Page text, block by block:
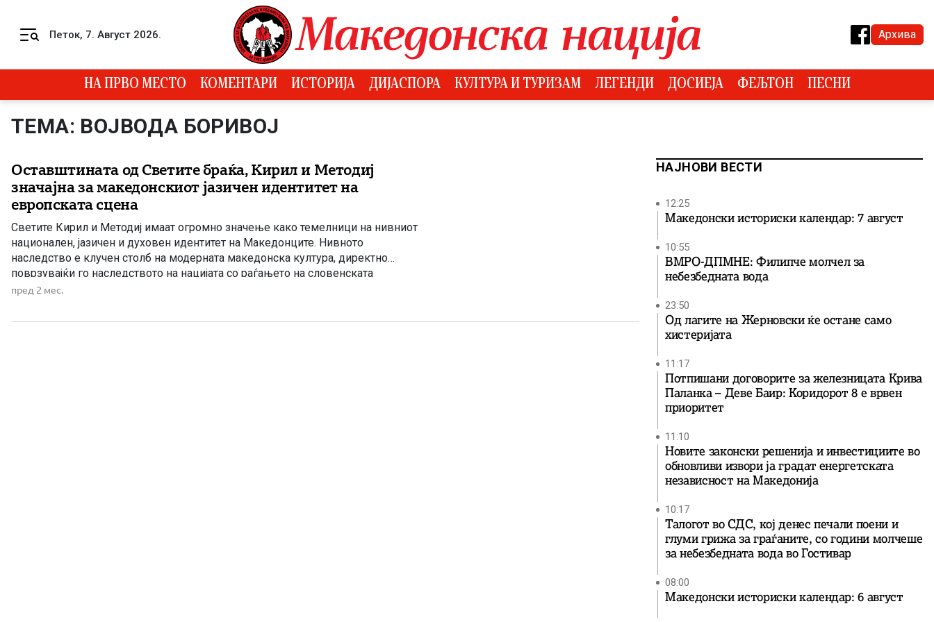
Петок, 7. Август 2026. Архива
НА ПРВО МЕСТО КОМЕНТАРИ ИСТОРИЈА ДИЈАСПОРА КУЛТУРА И ТУРИЗАМ ЛЕГЕНДИ ДОСИЕЈА ФЕЉТОН ПЕСНИ
ТЕМА: ВОЈВОДА БОРИВОЈ
Оставштината од Светите браќа, Кирил и Методиј
значајна за македонскиот јазичен идентитет на
европската сцена
Светите Кирил и Методиј имаат огромно значење како темелници на нивниот
национален, јазичен и духовен идентитет на Македонците. Нивното
наследство е клучен столб на модерната македонска култура, директно
поврзувајќи го наследството на нацијата со раѓањето на словенската
писменост. Светите браќа Кирил и Методиј, оставија наследство за нас
пред 2 мес.
НАЈНОВИ ВЕСТИ
12:25
Македонски историски календар: 7 август
10:55
ВМРО-ДПМНЕ: Филипче молчел за
небезбедната вода
23:50
Од лагите на Жерновски ќе остане само
хистеријата
11:17
Потпишани договорите за железницата Крива
Паланка – Деве Баир: Коридорот 8 е врвен
приоритет
11:10
Новите законски решенија и инвестициите во
обновливи извори ја градат енергетската
независност на Македонија
10:17
Талогот во СДС, кој денес печали поени и
глуми грижа за граѓаните, со години молчеше
за небезбедната вода во Гостивар
08:00
Македонски историски календар: 6 август